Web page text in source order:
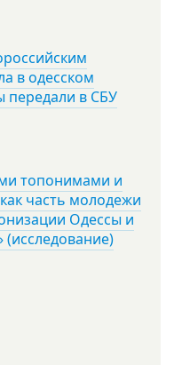
в одесском
передали в СБУ
топонимами и
часть молодежи
Одессы и